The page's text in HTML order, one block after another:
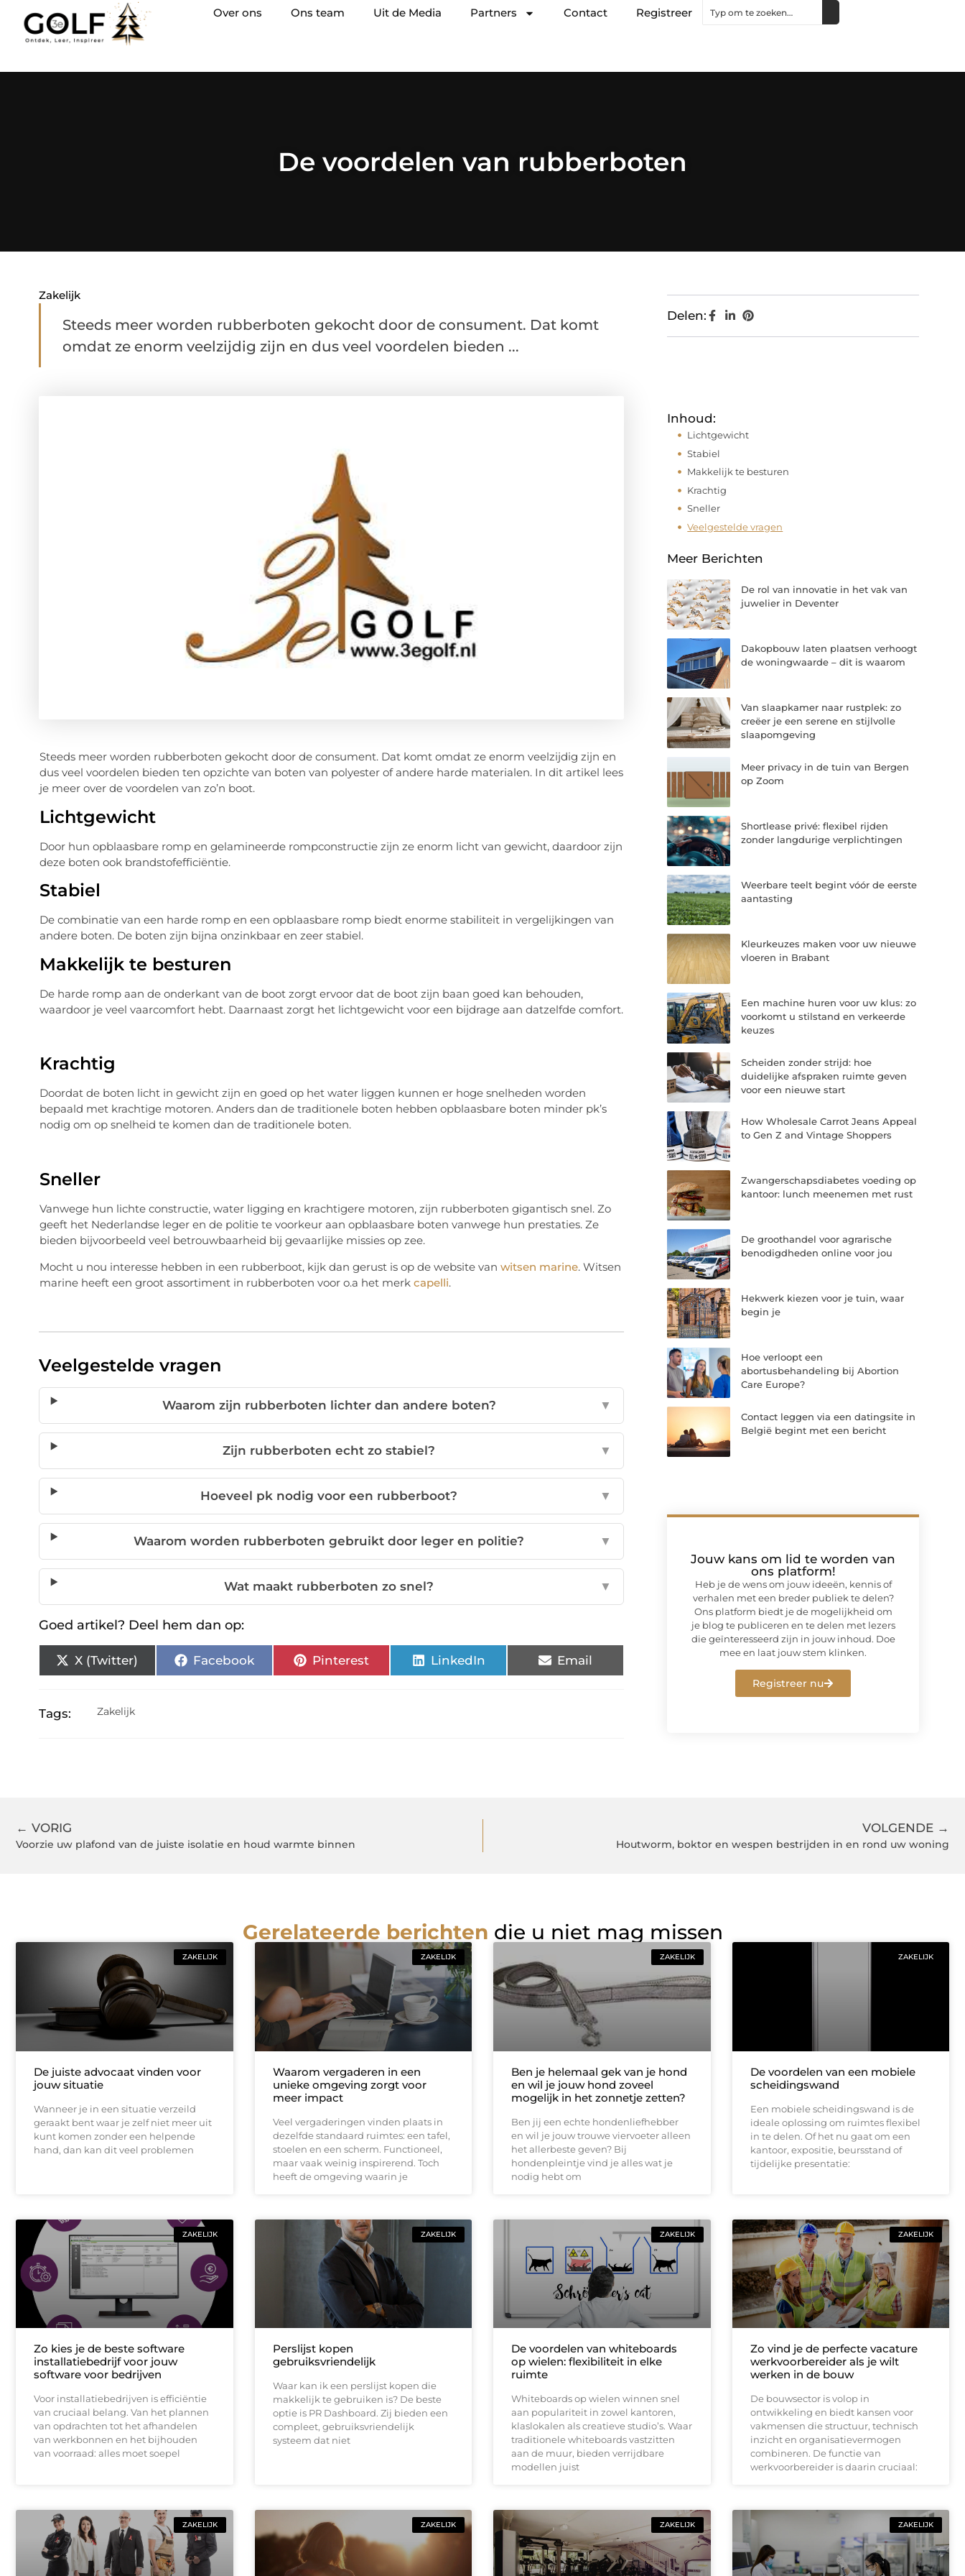
Over ons Ons team Uit de Media Partners Contact Registreer
De voordelen van rubberboten
Zakelijk
Steeds meer worden rubberboten gekocht door de consument. Dat komt
omdat ze enorm veelzijdig zijn en dus veel voordelen bieden ...
Steeds meer worden rubberboten gekocht door de consument. Dat komt omdat ze enorm veelzijdig zijn en
dus veel voordelen bieden ten opzichte van boten van polyester of andere harde materialen. In dit artikel lees
je meer over de voordelen van zo’n boot.
Lichtgewicht
Door hun opblaasbare romp en gelamineerde rompconstructie zijn ze enorm licht van gewicht, daardoor zijn
deze boten ook brandstofefficiëntie.
Stabiel
De combinatie van een harde romp en een opblaasbare romp biedt enorme stabiliteit in vergelijkingen van
andere boten. De boten zijn bijna onzinkbaar en zeer stabiel.
Makkelijk te besturen
De harde romp aan de onderkant van de boot zorgt ervoor dat de boot zijn baan goed kan behouden,
waardoor je veel vaarcomfort hebt. Daarnaast zorgt het lichtgewicht voor een bijdrage aan datzelfde comfort.
Krachtig
Doordat de boten licht in gewicht zijn en goed op het water liggen kunnen er hoge snelheden worden
bepaald met krachtige motoren. Anders dan de traditionele boten hebben opblaasbare boten minder pk’s
nodig om op snelheid te komen dan de traditionele boten.
Sneller
Vanwege hun lichte constructie, water ligging en krachtigere motoren, zijn rubberboten gigantisch snel. Zo
geeft het Nederlandse leger en de politie te voorkeur aan opblaasbare boten vanwege hun prestaties. Ze
bieden bijvoorbeeld veel betrouwbaarheid bij gevaarlijke missies op zee.
Mocht u nou interesse hebben in een rubberboot, kijk dan gerust is op de website van witsen marine. Witsen
marine heeft een groot assortiment in rubberboten voor o.a het merk capelli.
Veelgestelde vragen
Waarom zijn rubberboten lichter dan andere boten? ▼
Zijn rubberboten echt zo stabiel? ▼
Hoeveel pk nodig voor een rubberboot? ▼
Waarom worden rubberboten gebruikt door leger en politie? ▼
Wat maakt rubberboten zo snel? ▼
Goed artikel? Deel hem dan op:
X (Twitter) Facebook Pinterest LinkedIn Email
Tags: Zakelijk
Delen:
Inhoud:
Lichtgewicht
Stabiel
Makkelijk te besturen
Krachtig
Sneller
Veelgestelde vragen
Meer Berichten
De rol van innovatie in het vak van
juwelier in Deventer
Dakopbouw laten plaatsen verhoogt
de woningwaarde – dit is waarom
Van slaapkamer naar rustplek: zo
creëer je een serene en stijlvolle
slaapomgeving
Meer privacy in de tuin van Bergen
op Zoom
Shortlease privé: flexibel rijden
zonder langdurige verplichtingen
Weerbare teelt begint vóór de eerste
aantasting
Kleurkeuzes maken voor uw nieuwe
vloeren in Brabant
Een machine huren voor uw klus: zo
voorkomt u stilstand en verkeerde
keuzes
Scheiden zonder strijd: hoe
duidelijke afspraken ruimte geven
voor een nieuwe start
How Wholesale Carrot Jeans Appeal
to Gen Z and Vintage Shoppers
Zwangerschapsdiabetes voeding op
kantoor: lunch meenemen met rust
De groothandel voor agrarische
benodigdheden online voor jou
Hekwerk kiezen voor je tuin, waar
begin je
Hoe verloopt een
abortusbehandeling bij Abortion
Care Europe?
Contact leggen via een datingsite in
België begint met een bericht
Jouw kans om lid te worden van
ons platform!
Heb je de wens om jouw ideeën, kennis of
verhalen met een breder publiek te delen?
Ons platform biedt je de mogelijkheid om
je blog te publiceren en te delen met lezers
die geïnteresseerd zijn in jouw inhoud. Doe
mee en laat jouw stem klinken.
Registreer nu
← VORIG
Voorzie uw plafond van de juiste isolatie en houd warmte binnen
VOLGENDE →
Houtworm, boktor en wespen bestrijden in en rond uw woning
Gerelateerde berichten die u niet mag missen
ZAKELIJK
De juiste advocaat vinden voor
jouw situatie
Wanneer je in een situatie verzeild
geraakt bent waar je zelf niet meer uit
kunt komen zonder een helpende
hand, dan kan dit veel problemen
ZAKELIJK
Waarom vergaderen in een
unieke omgeving zorgt voor
meer impact
Veel vergaderingen vinden plaats in
dezelfde standaard ruimtes: een tafel,
stoelen en een scherm. Functioneel,
maar vaak weinig inspirerend. Toch
heeft de omgeving waarin je
ZAKELIJK
Ben je helemaal gek van je hond
en wil je jouw hond zoveel
mogelijk in het zonnetje zetten?
Ben jij een echte hondenliefhebber
en wil je jouw trouwe viervoeter alleen
het allerbeste geven? Bij
hondenpleintje vind je alles wat je
nodig hebt om
ZAKELIJK
De voordelen van een mobiele
scheidingswand
Een mobiele scheidingswand is de
ideale oplossing om ruimtes flexibel
in te delen. Of het nu gaat om een
kantoor, expositie, beursstand of
tijdelijke presentatie:
ZAKELIJK
Zo kies je de beste software
installatiebedrijf voor jouw
software voor bedrijven
Voor installatiebedrijven is efficiëntie
van cruciaal belang. Van het plannen
van opdrachten tot het afhandelen
van werkbonnen en het bijhouden
van voorraad: alles moet soepel
ZAKELIJK
Perslijst kopen
gebruiksvriendelijk
Waar kan ik een perslijst kopen die
makkelijk te gebruiken is? De beste
optie is PR Dashboard. Zij bieden een
compleet, gebruiksvriendelijk
systeem dat niet
ZAKELIJK
De voordelen van whiteboards
op wielen: flexibiliteit in elke
ruimte
Whiteboards op wielen winnen snel
aan populariteit in zowel kantoren,
klaslokalen als creatieve studio’s. Waar
traditionele whiteboards vastzitten
aan de muur, bieden verrijdbare
modellen juist
ZAKELIJK
Zo vind je de perfecte vacature
werkvoorbereider als je wilt
werken in de bouw
De bouwsector is volop in
ontwikkeling en biedt kansen voor
vakmensen die structuur, technisch
inzicht en organisatievermogen
combineren. De functie van
werkvoorbereider is daarin cruciaal:
ZAKELIJK ZAKELIJK ZAKELIJK ZAKELIJK